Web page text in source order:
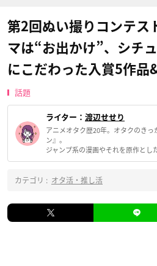
第2回ぬい撮りコンテス
マは“お出かけ”、シチ
にこだわった入賞5作品
話題
ライター： 渡辺せせり
アニメオタク歴20年。オタクのき
ン』。
ジャンプ系の漫画やそれを原作とし
カテゴリ : オタ活・推し活